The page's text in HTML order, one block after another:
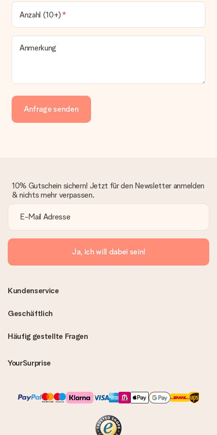
Anzahl (10+)
Anmerkung
Anfrage senden
10% Gutschein sichern! Jetzt für den Newsletter anmelden
& nichts mehr verpassen.
Ja, ich will dabei sein!
Häufig gestellte Fragen
YourSurprise
Kundenservice
Geschäftlich